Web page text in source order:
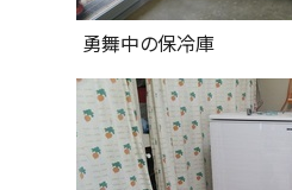
勇舞中の保冷庫